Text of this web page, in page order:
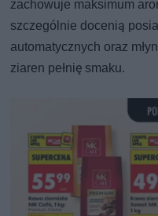
zachowuje maksimum
szczególnie docenią
automatycznych oraz
ziaren pełnię smaku.